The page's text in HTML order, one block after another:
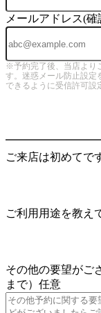
メールアドレス(確
※予約完了後、当店より
す。迷惑メール防止設定
できるように受信許可設
ご来店は初めてで
ご利用用途を教え
その他の要望がご
まで） 任意